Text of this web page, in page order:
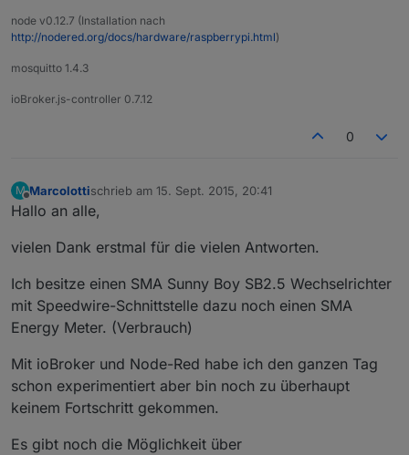
node v0.12.7 (Installation nach
http://nodered.org/docs/hardware/raspberrypi.html)
mosquitto 1.4.3
ioBroker.js-controller 0.7.12
0
M
Offline
Marcolottischrieb am 15. Sept. 2015, 20:41
zuletzt editiert von
Hallo an alle,
vielen Dank erstmal für die vielen Antworten.
Ich besitze einen SMA Sunny Boy SB2.5 Wechselrichter
mit Speedwire-Schnittstelle dazu noch einen SMA
Energy Meter. (Verbrauch)
Mit ioBroker und Node-Red habe ich den ganzen Tag
schon experimentiert aber bin noch zu überhaupt
keinem Fortschritt gekommen.
Es gibt noch die Möglichkeit über